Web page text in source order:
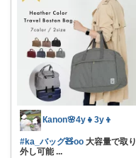
Кanon🌸4y👧3y👦
#ka_バッグ🧸oo 大容量で取り
外し可能 ...